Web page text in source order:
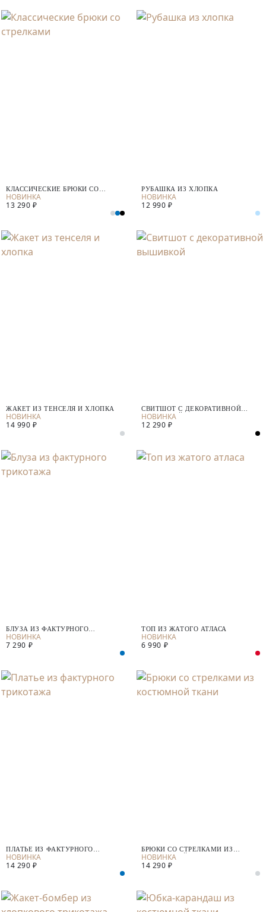
КЛАССИЧЕСКИЕ БРЮКИ СО
СТРЕЛКАМИ
13 290 ₽
РУБАШКА ИЗ ХЛОПКА
12 990 ₽
ЖАКЕТ ИЗ ТЕНСЕЛЯ И ХЛОПКА
14 990 ₽
СВИТШОТ С ДЕКОРАТИВНОЙ
ВЫШИВКОЙ
12 290 ₽
БЛУЗА ИЗ ФАКТУРНОГО
ТРИКОТАЖА
7 290 ₽
ТОП ИЗ ЖАТОГО АТЛАСА
6 990 ₽
ПЛАТЬЕ ИЗ ФАКТУРНОГО
ТРИКОТАЖА
14 290 ₽
БРЮКИ СО СТРЕЛКАМИ ИЗ
КОСТЮМНОЙ ТКАНИ
14 290 ₽